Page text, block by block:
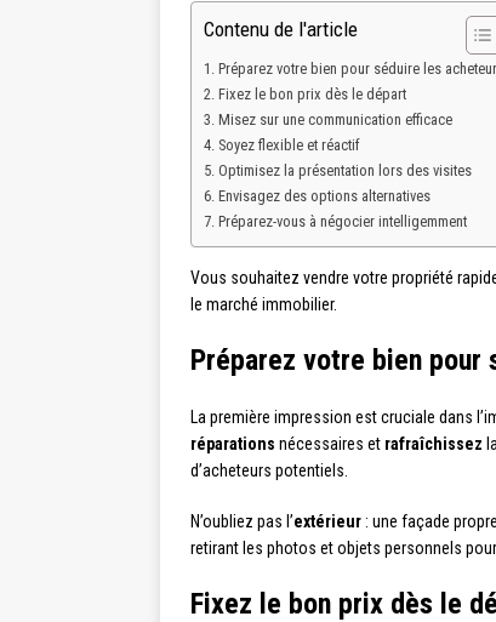
Contenu de l'article
Préparez votre bien pour séduire les
Fixez le bon prix dès le départ
Misez sur une communication efficace
Soyez flexible et réactif
Optimisez la présentation lors des visites
Envisagez des options alternatives
Préparez-vous à négocier intelligemment
Vous souhaitez vendre votre propriété
le marché immobilier.
Préparez votre bien pour
La première impression est cruciale dans
réparations nécessaires et rafraîchissez
d’acheteurs potentiels.
N’oubliez pas l’extérieur : une façade
retirant les photos et objets personnels
Fixez le bon prix dès le